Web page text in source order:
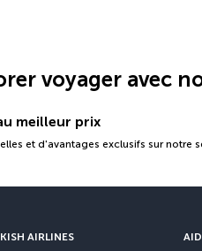
voyager avec
meilleur prix
et d'avantages exclusifs sur notre
AIRLINES